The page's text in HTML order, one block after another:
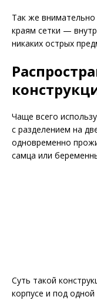
Так же
краям сетки —
никаких острых
Чаще всего
с разделением на
одновременно
самца или
Суть такой
корпусе и под